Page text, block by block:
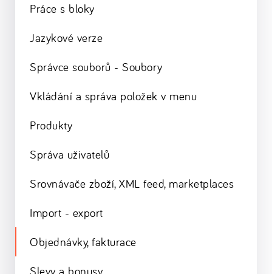
Práce s bloky
Jazykové verze
Správce souborů - Soubory
Vkládání a správa položek v menu
Produkty
Správa uživatelů
Srovnávače zboží, XML feed, marketplaces
Import - export
Objednávky, fakturace
Slevy a bonusy